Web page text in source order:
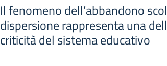
Il fenomeno dell’abbandono
dispersione rappresenta una
criticità del sistema educativo